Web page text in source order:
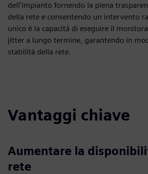
dell'impianto fornendo la piena
della rete e consentendo un intervento
unico è la capacità di eseguire il
jitter a lungo termine, garantendo in
stabilità della rete.
Vantaggi chiave
Aumentare la
rete